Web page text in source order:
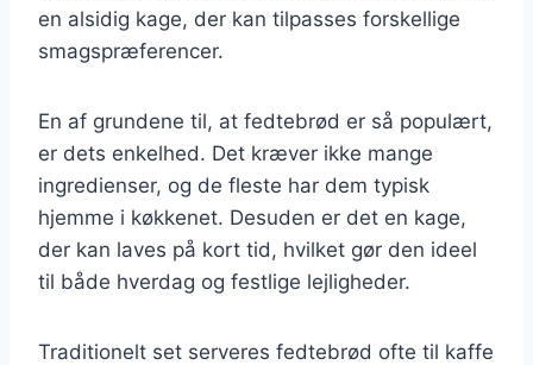
en alsidig kage, der kan tilpasses forskellige
smagspræferencer.
En af grundene til, at fedtebrød er så populært,
er dets enkelhed. Det kræver ikke mange
ingredienser, og de fleste har dem typisk
hjemme i køkkenet. Desuden er det en kage,
der kan laves på kort tid, hvilket gør den ideel
til både hverdag og festlige lejligheder.
Traditionelt set serveres fedtebrød ofte til kaffe